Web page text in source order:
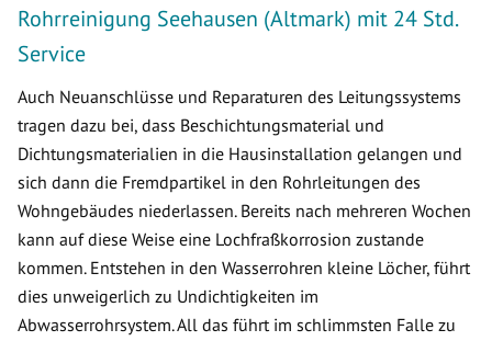
Rohrreinigung Seehausen (Altmark) mit 24 Std.
Service
Auch Neuanschlüsse und Reparaturen des Leitungssystems
tragen dazu bei, dass Beschichtungsmaterial und
Dichtungsmaterialien in die Hausinstallation gelangen und
sich dann die Fremdpartikel in den Rohrleitungen des
Wohngebäudes niederlassen. Bereits nach mehreren Wochen
kann auf diese Weise eine Lochfraßkorrosion zustande
kommen. Entstehen in den Wasserrohren kleine Löcher, führt
dies unweigerlich zu Undichtigkeiten im
Abwasserrohrsystem. All das führt im schlimmsten Falle zu